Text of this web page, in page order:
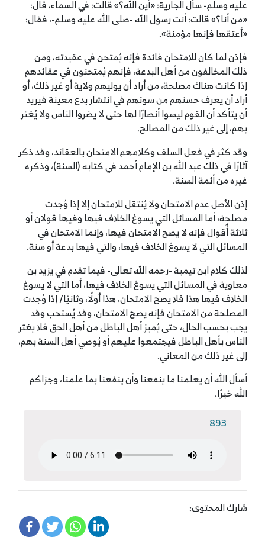
عليه وسلم- سأل الجارية: «أين الله؟» قالت: في السماء، قال:
«من أنا؟» قالت: أنت رسول الله -صلى الله عليه وسلم-، فقال:
«أعتقها فإنها مؤمنة».
فإذن لما كان للامتحان فائدة فإنه يُمتحن في عقيدته، ومن
ذلك المخالفون من أهل البدعة، فإنهم يُمتحنون في عقائدهم
إذا كانت هناك مصلحة، من أراد أن يوليهم ولاية أو غير ذلك، أو
أراد أن يعرف حسنهم من سوئهم في انتشار بدع معينة فيريد
أن يتأكد أن القوم ليسوا أنصارًا لها حتى لا يضروا الناس ولا يُغتر
بهم، إلى غير ذلك من المصالح.
وقد كثر في فعل السلف وكلامهم الامتحان بالعقائد، وقد ذكر
آثارًا في ذلك عبد الله بن الإمام أحمد في كتابه (السنة)، وذكره
غيره من أئمة السنة.
إذن الأصل عدم الامتحان ولا يُنتقل للامتحان إلا إذا وُجدت
مصلحة، أما المسائل التي يسوغ الخلاف فيها وفيها قولان أو
ثلاثة أٌقوال فإنه لا يصح الامتحان فيها، وإنما الامتحان في
المسائل التي لا يسوغ الخلاف فيها، والتي فيها بدعة أو سنة.
لذلك كلام ابن تيمية -رحمه الله تعالى- فيما تقدم في يزيد بن
معاوية في المسائل التي يسوغ الخلاف فيها، أما التي لا يسوغ
الخلاف فيها هذا فلا يصح الامتحان، هذا أولًا، وثانيًا/ إذا وُجدت
المصلحة من الامتحان فإنه يصح الامتحان، وقد يُستحب وقد
يجب بحسب الحال، حتى يُميز أهل الباطل من أهل الحق فلا يغتر
الناس بأهل الباطل فيجتمعوا عليهم أو يُوصي أهل السنة بهم،
إلى غير ذلك من المعاني.
أسأل الله أن يعلمنا ما ينفعنا وأن ينفعنا بما علمنا، وجزاكم
الله خيرًا.
893
شارك المحتوى: